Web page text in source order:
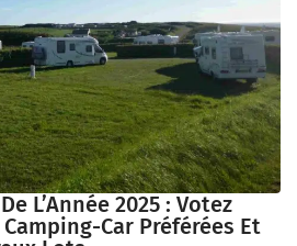
L’Année 2025 : Votez
Car Préférées Et